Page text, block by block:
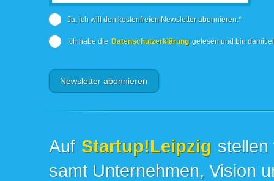
Ja, ich will den kostenfreien Newsletter abonnieren.*
Ich habe die Datenschutzerklärung gelesen und bin damit
Auf Startup!Leipzig
samt Unternehmen, Vision